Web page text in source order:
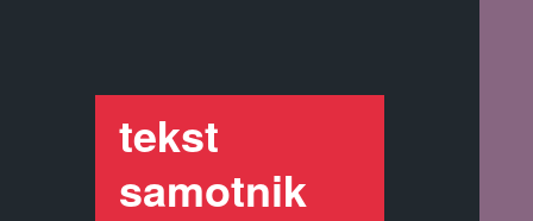
tekst
samotnik